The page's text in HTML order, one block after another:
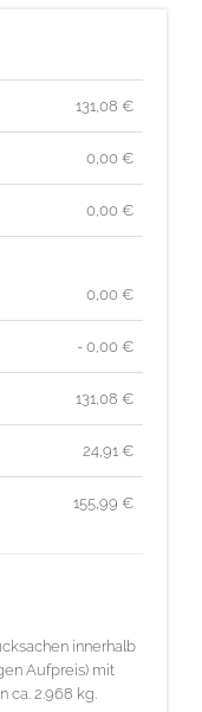
131,08 €
0,00 €
0,00 €
0,00 €
- 0,00 €
131,08 €
24,91 €
155,99 €
innerhalb
Aufpreis) mit
ca. 2.968 kg.